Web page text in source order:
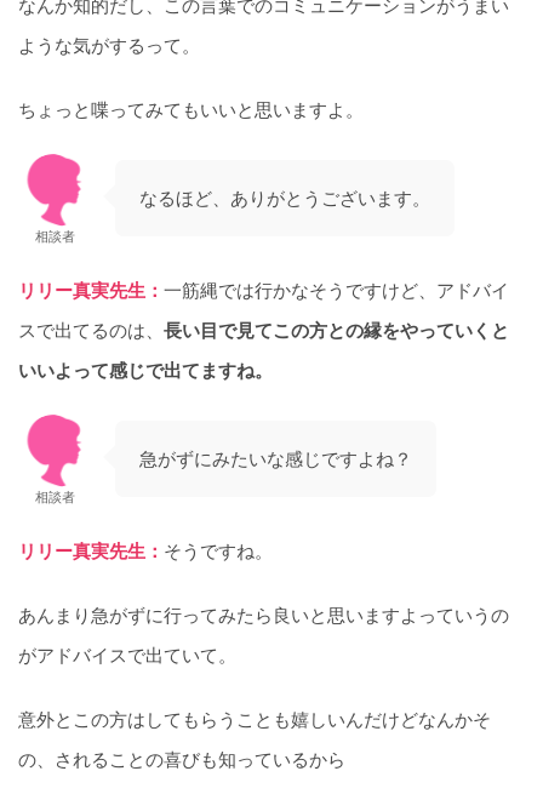
なんか知的だし、この言葉でのコミュニケーションがうまい
ような気がするって。
ちょっと喋ってみてもいいと思いますよ。
相談者
なるほど、ありがとうございます。
リリー真実先生： 一筋縄では行かなそうですけど、アドバイ
スで出てるのは、 長い目で見てこの方との縁をやっていくと
いいよって感じで出てますね。
相談者
急がずにみたいな感じですよね？
リリー真実先生： そうですね。
あんまり急がずに行ってみたら良いと思いますよっていうの
がアドバイスで出ていて。
意外とこの方はしてもらうことも嬉しいんだけどなんかそ
の、されることの喜びも知っているから